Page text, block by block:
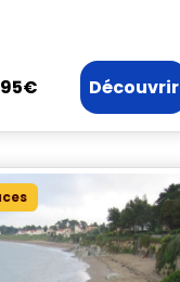
Découvrir